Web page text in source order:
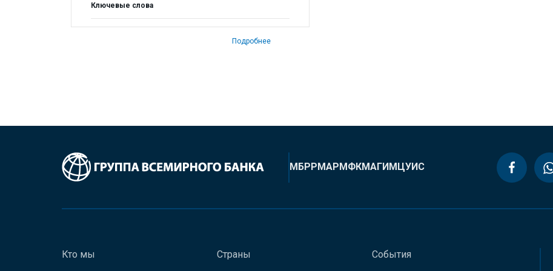
Ключевые слова
Подробнее
МБРРМАРМФКМАГИМЦУИС
Кто мы Страны События